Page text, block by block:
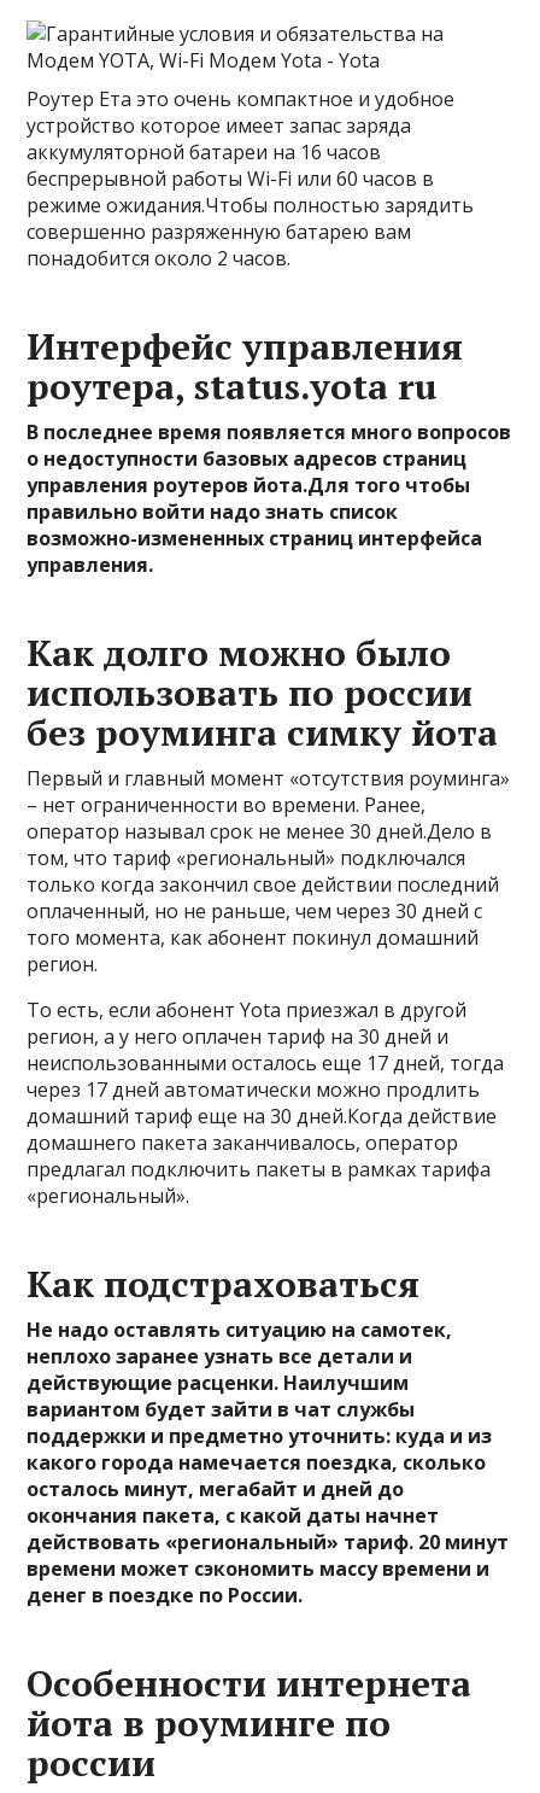
Роутер Ета это очень компактное и удобное
устройство которое имеет запас заряда
аккумуляторной батареи на 16 часов
беспрерывной работы Wi-Fi или 60 часов в
режиме ожидания.Чтобы полностью зарядить
совершенно разряженную батарею вам
понадобится около 2 часов.
Интерфейс управления
роутера, status.yota ru
В последнее время появляется много вопросов
о недоступности базовых адресов страниц
управления роутеров йота.Для того чтобы
правильно войти надо знать список
возможно-измененных страниц интерфейса
управления.
Как долго можно было
использовать по россии
без роуминга симку йота
Первый и главный момент «отсутствия роуминга»
– нет ограниченности во времени. Ранее,
оператор называл срок не менее 30 дней.Дело в
том, что тариф «региональный» подключался
только когда закончил свое действии последний
оплаченный, но не раньше, чем через 30 дней с
того момента, как абонент покинул домашний
регион.
То есть, если абонент Yota приезжал в другой
регион, а у него оплачен тариф на 30 дней и
неиспользованными осталось еще 17 дней, тогда
через 17 дней автоматически можно продлить
домашний тариф еще на 30 дней.Когда действие
домашнего пакета заканчивалось, оператор
предлагал подключить пакеты в рамках тарифа
«региональный».
Как подстраховаться
Не надо оставлять ситуацию на самотек,
неплохо заранее узнать все детали и
действующие расценки. Наилучшим
вариантом будет зайти в чат службы
поддержки и предметно уточнить: куда и из
какого города намечается поездка, сколько
осталось минут, мегабайт и дней до
окончания пакета, с какой даты начнет
действовать «региональный» тариф. 20 минут
времени может сэкономить массу времени и
денег в поездке по России.
Особенности интернета
йота в роуминге по
россии